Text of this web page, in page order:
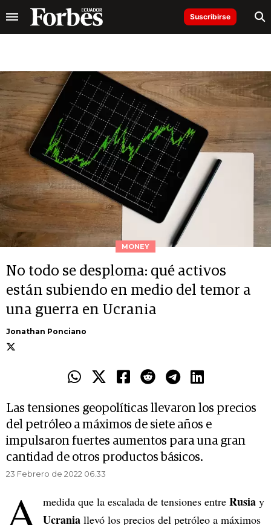
Suscribirse
MONEY
No todo se desploma: qué activos
están subiendo en medio del temor a
una guerra en Ucrania
Jonathan Ponciano
Las tensiones geopolíticas llevaron los precios
del petróleo a máximos de siete años e
impulsaron fuertes aumentos para una gran
cantidad de otros productos básicos.
23 Febrero de 2022 06.33
A medida que la escalada de tensiones entre Rusia y
Ucrania llevó los precios del petróleo a máximos